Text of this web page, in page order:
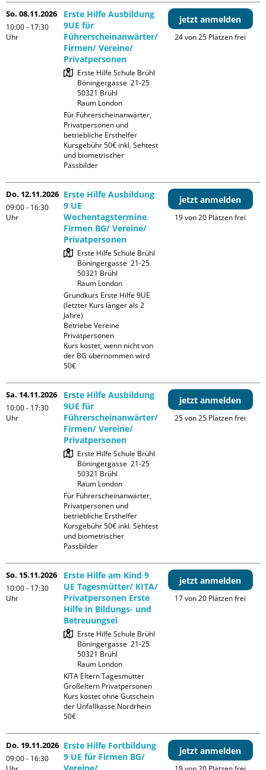
So. 08.11.2026
10:00 - 17:30
Uhr
Erste Hilfe Ausbildung
9UE für
Führerscheinanwärter/
Firmen/ Vereine/
Privatpersonen
Erste Hilfe Schule Brühl
Böningergasse  21-25
50321 Brühl
Raum London
Für Führerscheinanwärter,
Privatpersonen und
betriebliche Ersthelfer
Kursgebühr 50€ inkl. Sehtest
und biometrischer
Passbilder
jetzt anmelden
24 von 25 Plätzen frei
Do. 12.11.2026
09:00 - 16:30
Uhr
Erste Hilfe Ausbildung
9 UE
Wochentagstermine
Firmen BG/ Vereine/
Privatpersonen
Erste Hilfe Schule Brühl
Böningergasse  21-25
50321 Brühl
Raum London
Grundkurs Erste Hilfe 9UE
(letzter Kurs länger als 2
Jahre)
Betriebe Vereine
Privatpersonen
Kurs kostet, wenn nicht von
der BG übernommen wird
50€
jetzt anmelden
19 von 20 Plätzen frei
Sa. 14.11.2026
10:00 - 17:30
Uhr
Erste Hilfe Ausbildung
9UE für
Führerscheinanwärter/
Firmen/ Vereine/
Privatpersonen
Erste Hilfe Schule Brühl
Böningergasse  21-25
50321 Brühl
Raum London
Für Führerscheinanwärter,
Privatpersonen und
betriebliche Ersthelfer
Kursgebühr 50€ inkl. Sehtest
und biometrischer
Passbilder
jetzt anmelden
25 von 25 Plätzen frei
So. 15.11.2026
10:00 - 17:30
Uhr
Erste Hilfe am Kind 9
UE Tagesmütter/ KITA/
Privatpersonen Erste
Hilfe in Bildungs- und
Betreuungsei
Erste Hilfe Schule Brühl
Böningergasse  21-25
50321 Brühl
Raum London
KITA Eltern Tagesmütter
Großeltern Privatpersonen
Kurs kostet ohne Gutschein
der Unfallkasse Nordrhein
50€
jetzt anmelden
17 von 20 Plätzen frei
Do. 19.11.2026
09:00 - 16:30
Erste Hilfe Fortbildung
9 UE für Firmen BG/
jetzt anmelden